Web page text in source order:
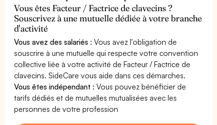
Vous êtes Facteur / Factrice de clavecins ?
Souscrivez à une mutuelle dédiée à votre branche
d'activité
Vous avez des salariés : Vous avez l'obligation de
souscrire à une mutuelle qui respecte votre convention
collective liée à votre activité de Facteur / Factrice de
clavecins. SideCare vous aide dans ces démarches.
Vous êtes indépendant : Vous pouvez bénéficier de
tarifs dédiés et de mutuelles mutualisées avec les
personnes de votre profession